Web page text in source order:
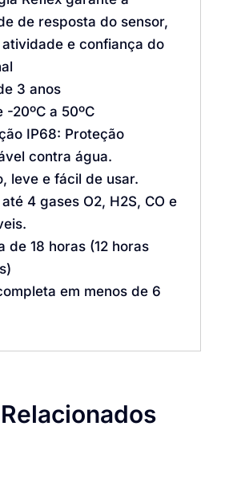
de resposta do sensor,
e confiança do
3 anos
-20ºC a 50ºC
IP68: Proteção
contra água.
leve e fácil de usar.
4 gases O2, H2S, CO e
de 18 horas (12 horas
em menos de 6